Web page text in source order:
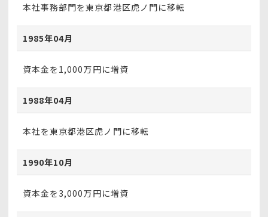
本社事務部門を東京都港区虎ノ門に移転
1985年04月
資本金を1,000万円に増資
1988年04月
本社を東京都港区虎ノ門に移転
1990年10月
資本金を3,000万円に増資